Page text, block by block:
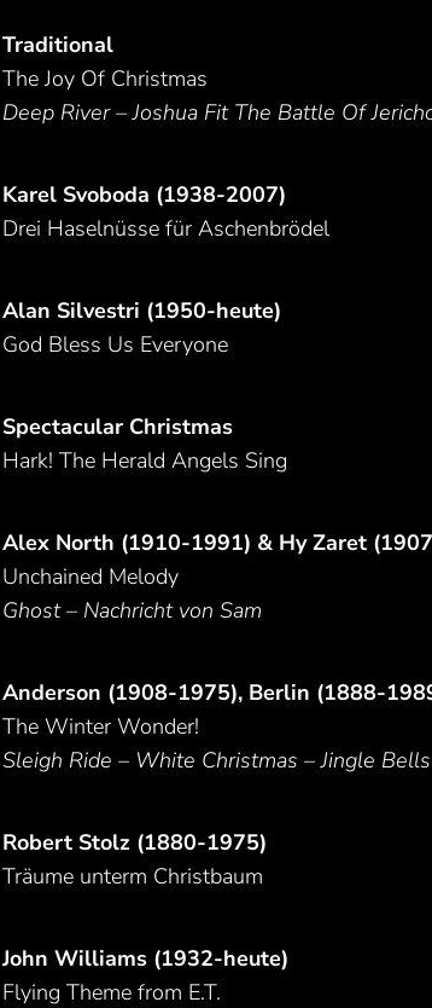
Traditional
The Joy Of Christmas
Deep River – Joshua Fit The Battle Of
Karel Svoboda (1938-2007)
Drei Haselnüsse für Aschenbrödel
Alan Silvestri (1950-heute)
God Bless Us Everyone
Spectacular Christmas
Hark! The Herald Angels Sing
Alex North (1910-1991) & Hy Zaret
Unchained Melody
Ghost – Nachricht von Sam
Anderson (1908-1975), Berlin (1888-
The Winter Wonder!
Sleigh Ride – White Christmas – Jingle Bells
Robert Stolz (1880-1975)
Träume unterm Christbaum
John Williams (1932-heute)
Flying Theme from E.T.